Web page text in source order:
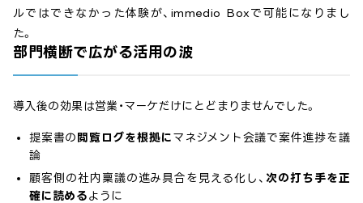
ルではできなかった体験が、immedio Boxで可能になりまし
た。
部門横断で広がる活用の波
導入後の効果は営業・マーケだけにとどまりませんでした。
提案書の 閲覧ログを根拠に マネジメント会議で案件進捗を議
論
顧客側の社内稟議の進み具合を見える化し、 次の打ち手を正
確に読める ように